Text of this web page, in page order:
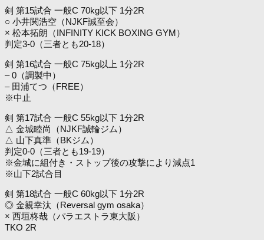
剣 第15試合 一般C 70kg以下 1分2R
○ 小井関浩空（NJKF誠至会）
× 松本拓朗（INFINITY KICK BOXING GYM）
判定3-0（三者とも20-18）
剣 第16試合 一般C 75kg以上 1分2R
– 0（調製中）
– 田浦てつ（FREE）
※中止
剣 第17試合 一般C 55kg以下 1分2R
△ 金城睦尚（NJKF誠輪ジム）
△ 山下真準（BKジム）
判定0-0（三者とも19-19）
※金城に組付き・ストップ後の攻撃により減点1
※山下2試合目
剣 第18試合 一般C 60kg以下 1分2R
◎ 金親幸汰（Reversal gym osaka）
× 西垣柊哉（パラエストラ東大阪）
TKO 2R